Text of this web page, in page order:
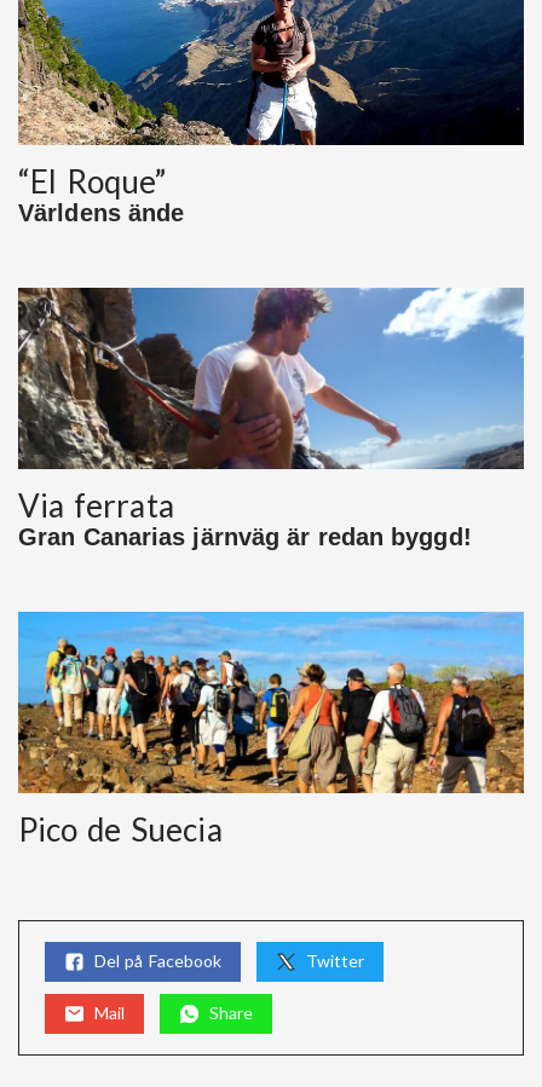
“El Roque”
Världens ände
Via ferrata
Gran Canarias järnväg är redan byggd!
Pico de Suecia
Del på Facebook Twitter
Mail Share